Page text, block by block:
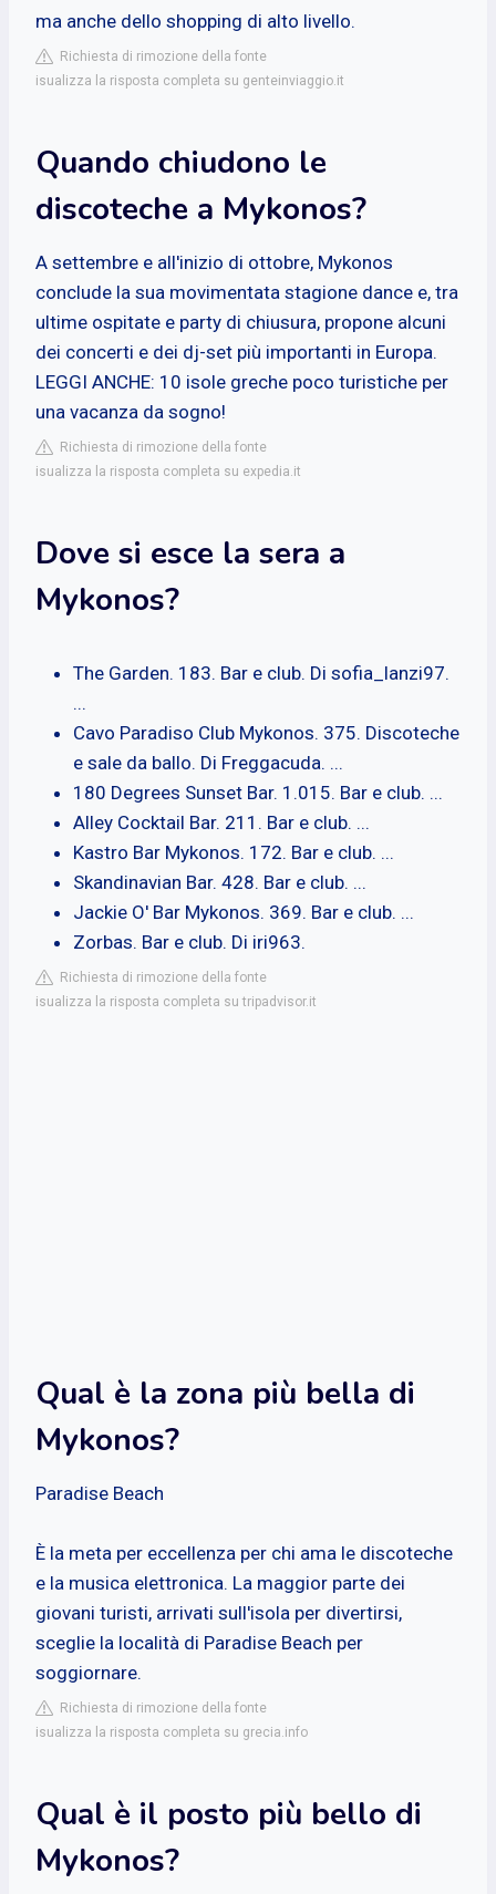
ma anche dello shopping di alto livello.
Richiesta di rimozione della fonte
isualizza la risposta completa su genteinviaggio.it
Quando chiudono le
discoteche a Mykonos?
A settembre e all'inizio di ottobre, Mykonos
conclude la sua movimentata stagione dance e, tra
ultime ospitate e party di chiusura, propone alcuni
dei concerti e dei dj-set più importanti in Europa.
LEGGI ANCHE: 10 isole greche poco turistiche per
una vacanza da sogno!
Richiesta di rimozione della fonte
isualizza la risposta completa su expedia.it
Dove si esce la sera a
Mykonos?
The Garden. 183. Bar e club. Di sofia_lanzi97.
...
Cavo Paradiso Club Mykonos. 375. Discoteche
e sale da ballo. Di Freggacuda. ...
180 Degrees Sunset Bar. 1.015. Bar e club. ...
Alley Cocktail Bar. 211. Bar e club. ...
Kastro Bar Mykonos. 172. Bar e club. ...
Skandinavian Bar. 428. Bar e club. ...
Jackie O' Bar Mykonos. 369. Bar e club. ...
Zorbas. Bar e club. Di iri963.
Richiesta di rimozione della fonte
isualizza la risposta completa su tripadvisor.it
Qual è la zona più bella di
Mykonos?
Paradise Beach
È la meta per eccellenza per chi ama le discoteche
e la musica elettronica. La maggior parte dei
giovani turisti, arrivati sull'isola per divertirsi,
sceglie la località di Paradise Beach per
soggiornare.
Richiesta di rimozione della fonte
isualizza la risposta completa su grecia.info
Qual è il posto più bello di
Mykonos?